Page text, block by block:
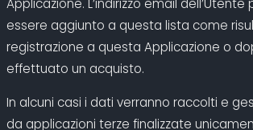
Applicazione. L’indirizzo email
essere aggiunto a questa lista come
registrazione a questa Applicazione o
effettuato un acquisto.
In alcuni casi i dati verranno raccolti e
da applicazioni terze finalizzate